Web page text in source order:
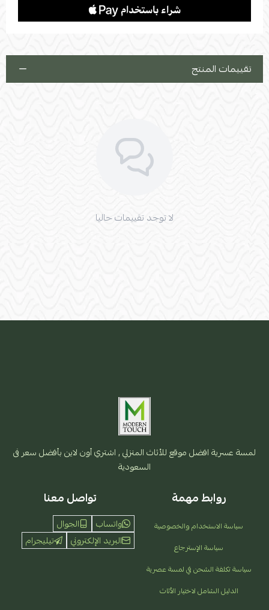
تقييمات المنتج
لا توجد تقييمات حاليا
لمسة عسرية افضل موقع للأثاث المنزلي , اشتري أون لاين بأفضل سعر فى
السعودية
روابط مهمة
سياسة الاستخدام والخصوصية
سياسة الإسترجاع
سياسة تكلفة الشحن في لمسة عصرية
الدليل الشامل لاختيار الأثاث
تواصل معنا
واتساب
الجوال
البريد الإلكتروني
تيليجرام